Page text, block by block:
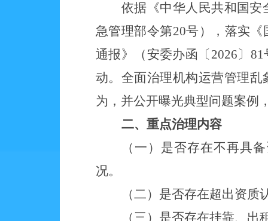
依据《中华人民共和国
急管理部令第20号），落实
通报》（安委办函〔2026〕
动。全面治理机构运营管理
为，并公开曝光典型问题案例
二、 重点治理内容
（一）是否存在不再具
况。
（二）是否存在超出资
（三）是否存在挂靠、